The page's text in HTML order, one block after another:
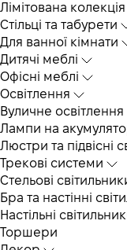
Лімітована колекція
Стільці та табурети
Для ванної кімнати
Дитячі меблі
Офісні меблі
Освітлення
Вуличне освітлення
Лампи на
Люстри та підвісні
Трекові системи
Cтельові
Бра та настінні
Настільні
Торшери